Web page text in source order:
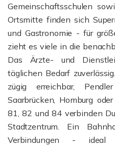
Gemeinschaftsschulen
Ortsmitte finden sich
und Gastronomie - für
zieht es viele in die
Das Ärzte- und
täglichen Bedarf zuverlässig.
zügig erreichbar,
Saarbrücken, Homburg
81, 82 und 84 verbinden
Stadtzentrum. Ein
Verbindungen - ideal